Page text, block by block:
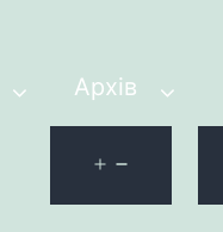
Архів